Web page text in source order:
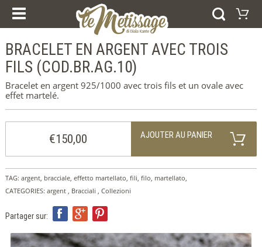
NOS COURS
PRODUIRE
ESPERIENZE E CORSI
CERTIFICAT CADEAU
BAGUES
BRACELETS
BOUCLES D’OREILLES
PENDENTIFS
COLLECTIONS
AFRIQUE
LES ANNEAUX DE MARIAGE
QUI SOMMES-NOUS
NOUVEAUTÉS
SERVICE DE PRESSE
EMPREINTE
Panier
Visiter la boutique
BRACELET EN ARGENT AVEC TROIS
FILS (COD.BR.AG.10)
Bracelet en argent 925/1000 avec trois fils et un ovale avec
effet martelé.
€150,00 AJOUTER AU PANIER
TAG: argent, bracciale, effetto martellato, fili, filo, martellato,
CATEGORIES: argent, Bracciali , Collezioni
Partager sur: